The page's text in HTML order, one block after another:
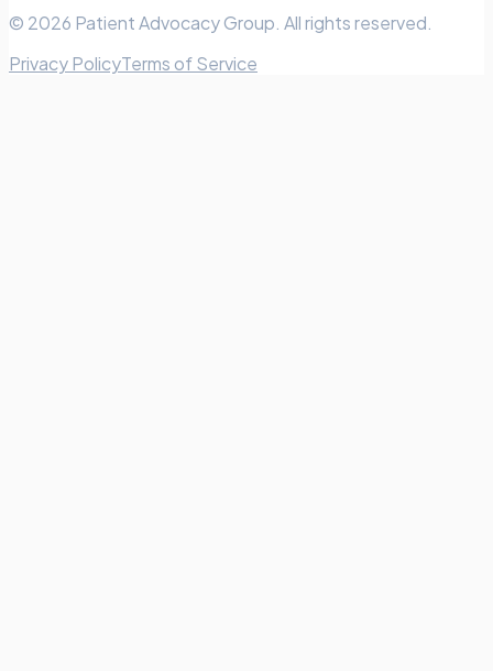
© 2026 Patient Advocacy Group. All rights reserved.
Privacy PolicyTerms of Service